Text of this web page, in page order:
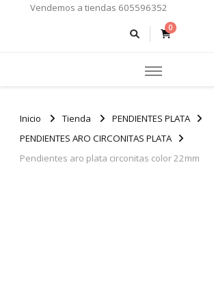
Vendemos a tiendas 605596352
0
Inicio Tienda
PENDIENTES PLATA
PENDIENTES ARO CIRCONITAS PLATA
Pendientes aro plata circonitas color 22mm